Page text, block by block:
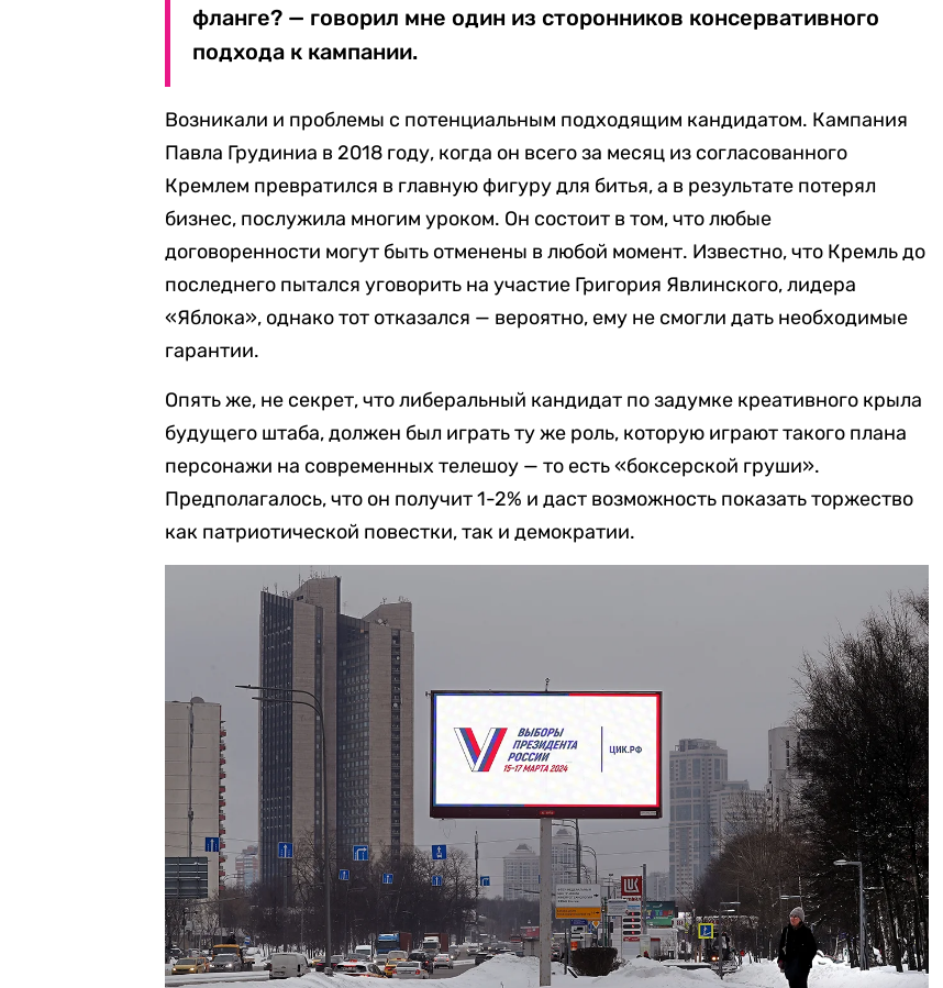
фланге? — говорил мне один из сторонников консервативного
подхода к кампании.
Возникали и проблемы с потенциальным подходящим кандидатом. Кампания
Павла Грудиниа в 2018 году, когда он всего за месяц из согласованного
Кремлем превратился в главную фигуру для битья, а в результате потерял
бизнес, послужила многим уроком. Он состоит в том, что любые
договоренности могут быть отменены в любой момент. Известно, что Кремль до
последнего пытался уговорить на участие Григория Явлинского, лидера
«Яблока», однако тот отказался — вероятно, ему не смогли дать необходимые
гарантии.
Опять же, не секрет, что либеральный кандидат по задумке креативного крыла
будущего штаба, должен был играть ту же роль, которую играют такого плана
персонажи на современных телешоу — то есть «боксерской груши».
Предполагалось, что он получит 1-2% и даст возможность показать торжество
как патриотической повестки, так и демократии.